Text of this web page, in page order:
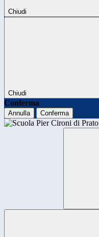
Chiudi
Chiudi
Conferma
Annulla Conferma